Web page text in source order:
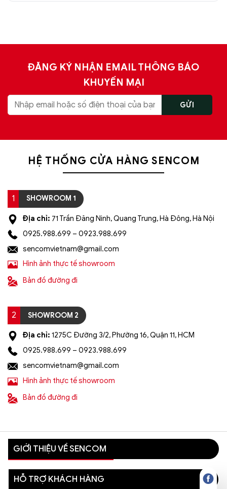
ĐĂNG KÝ NHẬN EMAIL THÔNG BÁO
KHUYẾN MẠI
HỆ THỐNG CỬA HÀNG SENCOM
1 SHOWROOM 1
Địa chỉ: 71 Trần Đăng Ninh, Quang Trung, Hà Đông, Hà Nội
0925.988.699 – 0923.988.699
sencomvietnam@gmail.com
Hình ảnh thực tế showroom
Bản đồ đường đi
2 SHOWROOM 2
Địa chỉ: 1275C Đường 3/2, Phường 16, Quận 11, HCM
0925.988.699 – 0923.988.699
sencomvietnam@gmail.com
Hình ảnh thực tế showroom
Bản đồ đường đi
GIỚI THIỆU VỀ SENCOM
HỖ TRỢ KHÁCH HÀNG